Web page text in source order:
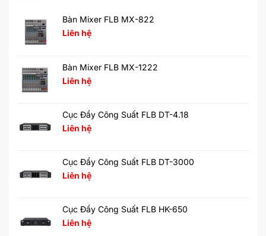
Bàn Mixer FLB MX-822
Liên hệ
Bàn Mixer FLB MX-1222
Liên hệ
Cục Đẩy Công Suất FLB DT-4.18
Liên hệ
Cục Đẩy Công Suất FLB DT-3000
Liên hệ
Cục Đẩy Công Suất FLB HK-650
Liên hệ